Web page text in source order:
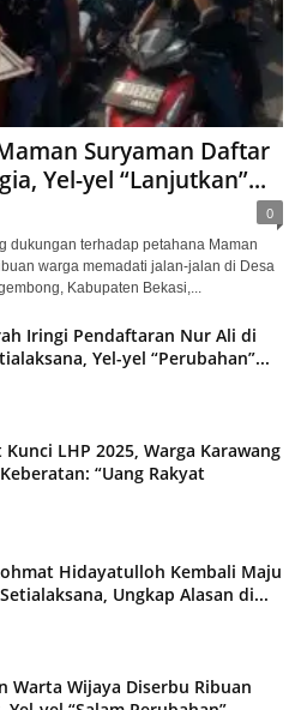
Suryaman Daftar
Yel-yel “Lanjutkan”...
0
dukungan terhadap petahana Maman
warga memadati jalan-jalan di Desa
Kabupaten Bekasi,...
Iringi Pendaftaran Nur Ali di
Yel-yel “Perubahan”...
LHP 2025, Warga Karawang
“Uang Rakyat
Hidayatulloh Kembali Maju
Ungkap Alasan di...
Warta Wijaya Diserbu Ribuan